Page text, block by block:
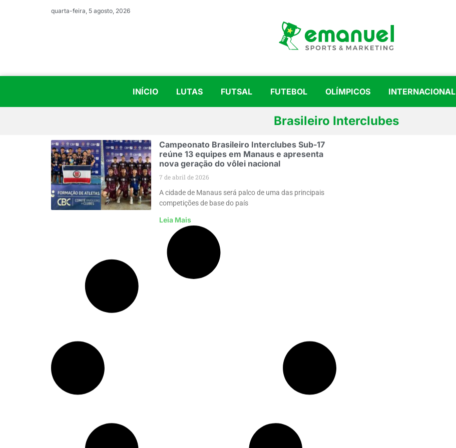
quarta-feira, 5 agosto, 2026
INÍCIO LUTAS FUTSAL FUTEBOL OLÍMPICOS INTERNACIONAL
Brasileiro Interclubes
Campeonato Brasileiro Interclubes Sub-17
reúne 13 equipes em Manaus e apresenta
nova geração do vôlei nacional
7 de abril de 2026
A cidade de Manaus será palco de uma das principais
competições de base do país
Leia Mais